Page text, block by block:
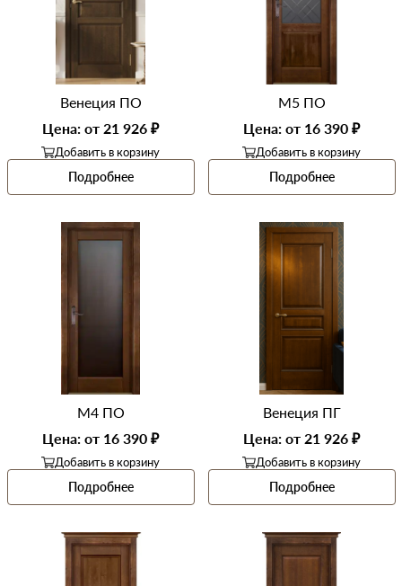
Венеция ПО
Цена: от 21 926 ₽
Добавить в корзину
Подробнее
М5 ПО
Цена: от 16 390 ₽
Добавить в корзину
Подробнее
М4 ПО
Цена: от 16 390 ₽
Добавить в корзину
Подробнее
Венеция ПГ
Цена: от 21 926 ₽
Добавить в корзину
Подробнее